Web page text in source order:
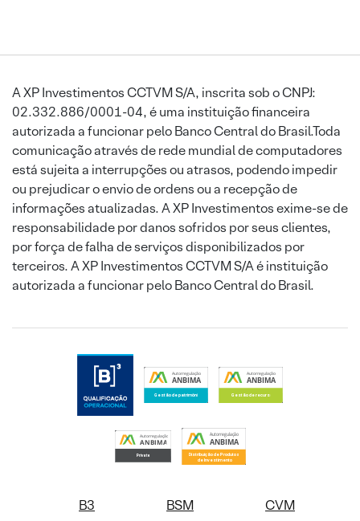
A XP Investimentos CCTVM S/A, inscrita sob o CNPJ:
02.332.886/0001-04, é uma instituição financeira
autorizada a funcionar pelo Banco Central do Brasil.Toda
comunicação através de rede mundial de computadores
está sujeita a interrupções ou atrasos, podendo impedir
ou prejudicar o envio de ordens ou a recepção de
informações atualizadas. A XP Investimentos exime-se de
responsabilidade por danos sofridos por seus clientes,
por força de falha de serviços disponibilizados por
terceiros. A XP Investimentos CCTVM S/A é instituição
autorizada a funcionar pelo Banco Central do Brasil.
B3 BSM CVM